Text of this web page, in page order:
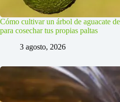
Cómo cultivar un árbol de aguacate
para cosechar tus propias paltas
3 agosto, 2026